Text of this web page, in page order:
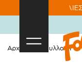
ΠΑΡΑΓΓΕΛΙΕΣ
Αρχική Συλλογή